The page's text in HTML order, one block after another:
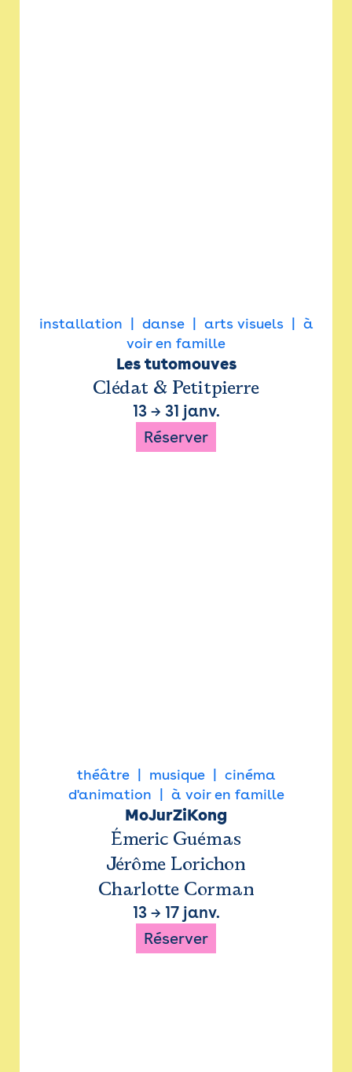
installation danse arts visuels
à
voir en famille
Les tutomouves
Clédat & Petitpierre
13→ 31 janv.
Réserver
théâtre musique
cinéma
d'animation
à voir en famille
MoJurZiKong
Émeric Guémas
Jérôme Lorichon
Charlotte Corman
13→ 17 janv.
Réserver